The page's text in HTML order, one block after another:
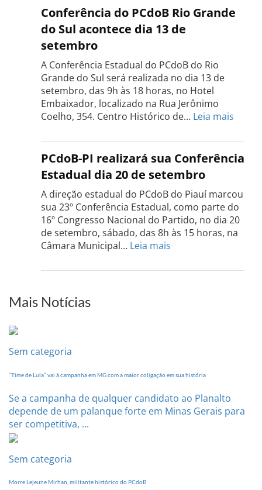
do
PCdoB
Tocantins
será
realizada
dia
18
de
setembro
Conferência do PCdoB Rio Grande
do Sul acontece dia 13 de
setembro
A Conferência Estadual do PCdoB do Rio
Grande do Sul será realizada no dia 13 de
setembro, das 9h às 18 horas, no Hotel
Embaixador, localizado na Rua Jerônimo
Coelho, 354. Centro Histórico de… Leia mais
do
PCdoB
Rio
do
Sul
dia
PCdoB-PI realizará sua Conferência
Estadual dia 20 de setembro
A direção estadual do PCdoB do Piauí marcou
sua 23º Conferência Estadual, como parte do
16º Congresso Nacional do Partido, no dia 20
de setembro, sábado, das 8h às 15 horas, na
Câmara Municipal… Leia mais
PI
setembro
Mais Notícias
Sem categoria
“Time de Lula” vai à campanha em MG com a maior coligação em sua história
Se a campanha de qualquer candidato ao Planalto
depende de um palanque forte em Minas Gerais para
ser competitiva, ...
Sem categoria
Morre Lejeune Mirhan, militante histórico do PCdoB